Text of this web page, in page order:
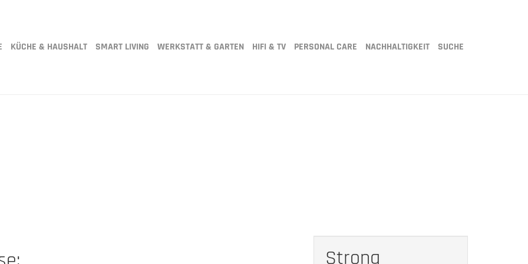
KÜCHE & HAUSHALT SMART LIVING WERKSTATT & GARTEN HIFI & TV PERSONAL CARE NACHHALTIGKEIT SUCHE
Strong